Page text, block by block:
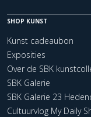
SHOP KUNST
Kunst cadeaubon
Exposities
Over de SBK
SBK Galerie
SBK Galerie 23
Cultuurvlog My Daily